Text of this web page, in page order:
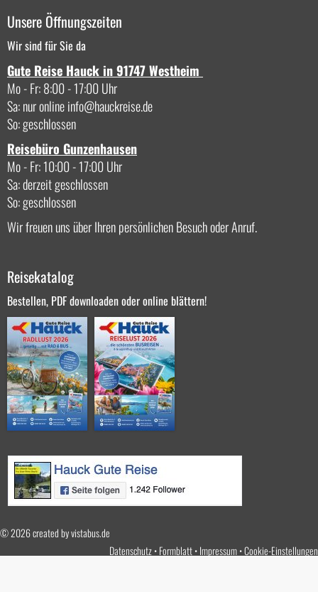
Unsere Öffnungszeiten
Wir sind für Sie da
Gute Reise Hauck in 91747 Westheim
Mo - Fr: 8:00 - 17:00 Uhr
Sa: nur onlineinfo
hauckreise.de
So: geschlossen
Reisebüro Gunzenhausen
Mo - Fr: 10:00 - 17:00 Uhr
Sa: derzeit geschlossen
So: geschlossen
Wir freuen uns über Ihren persönlichen Besuch oder Anruf.
Reisekatalog
Bestellen, PDF downloaden oder online blättern!
© 2026 created byvistabus.de
Datenschutz Formblatt Impressum Cookie-Einstellungen